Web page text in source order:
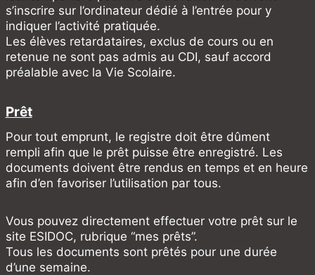
s’inscrire sur l’ordinateur dédié à l’entrée pour y
indiquer l’activité pratiquée.
Les élèves retardataires, exclus de cours ou en
retenue ne sont pas admis au CDI, sauf accord
préalable avec la Vie Scolaire.
Prêt
Pour tout emprunt, le registre doit être dûment
rempli afin que le prêt puisse être enregistré. Les
documents doivent être rendus en temps et en heure
afin d’en favoriser l’utilisation par tous.
Vous pouvez directement effectuer votre prêt sur le
site ESIDOC, rubrique “mes prêts”.
Tous les documents sont prêtés pour une durée
d’une semaine.